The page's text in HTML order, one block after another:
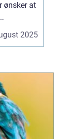
ønsker at
2025